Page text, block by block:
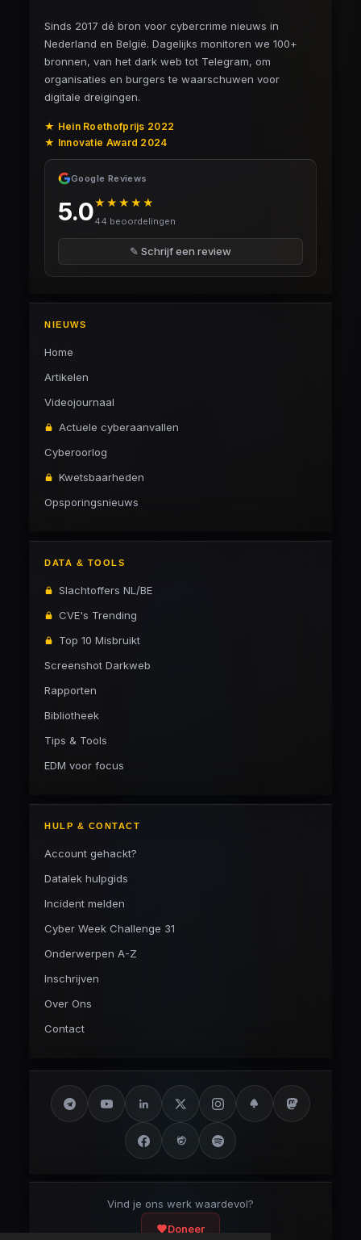
Sinds 2017 dé bron voor cybercrime nieuws in
Nederland en België. Dagelijks monitoren we 100+
bronnen, van het dark web tot Telegram, om
organisaties en burgers te waarschuwen voor
digitale dreigingen.
★ Hein Roethofprijs 2022
★ Innovatie Award 2024
Google Reviews
5.0★★★★★
44 beoordelingen
✎ Schrijf een review
NIEUWS
Home
Artikelen
Videojournaal
Actuele cyberaanvallen
Cyberoorlog
Kwetsbaarheden
Opsporingsnieuws
DATA & TOOLS
Slachtoffers NL/BE
CVE's Trending
Top 10 Misbruikt
Screenshot Darkweb
Rapporten
Bibliotheek
Tips & Tools
EDM voor focus
HULP & CONTACT
Account gehackt?
Datalek hulpgids
Incident melden
Cyber Week Challenge 31
Onderwerpen A-Z
Inschrijven
Over Ons
Contact
Vind je ons werk waardevol?
Doneer